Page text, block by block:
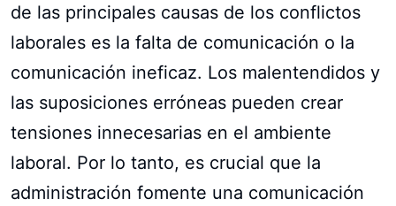
de las principales causas de los conflictos
laborales es la falta de comunicación o la
comunicación ineficaz. Los malentendidos y
las suposiciones erróneas pueden crear
tensiones innecesarias en el ambiente
laboral. Por lo tanto, es crucial que la
administración fomente una comunicación